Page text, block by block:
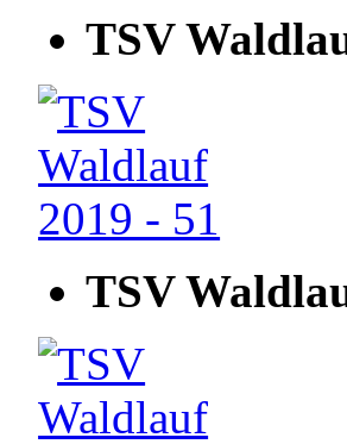
TSV
TSV